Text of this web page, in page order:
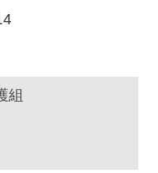
組